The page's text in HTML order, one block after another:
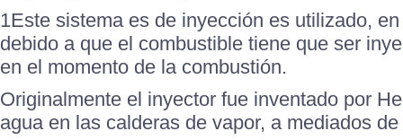
1Este sistema es de inyección es utilizado,
debido a que el combustible tiene que ser
en el momento de la combustión.
Originalmente el inyector fue inventado por
agua en las calderas de vapor, a mediados